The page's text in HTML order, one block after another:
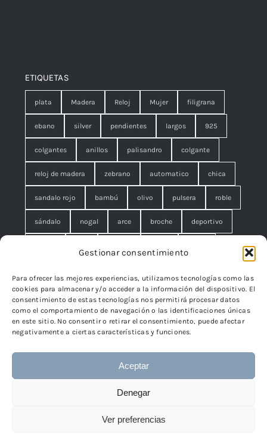
Gestionar consentimiento
Para ofrecer las mejores experiencias, utilizamos tecnologías como las
cookies para almacenar y/o acceder a la información del dispositivo. El
consentimiento de estas tecnologías nos permitirá procesar datos
como el comportamiento de navegación o las identificaciones únicas
en este sitio. No consentir o retirar el consentimiento, puede afectar
negativamente a ciertas características y funciones.
Aceptar
Denegar
Ver preferencias
ETIQUETAS
plata Madera Reloj Mujer filigrana
ebano silver pendientes largos 925
colgantes anillos palisandro colgante
reloj de madera zebrano automatico chica
sandalo rojo bambú olivo pulsera roble
sándalo nogal arce broche deportivo
brazalete cuadrado rombo filigrana. broche
cisne edelweiss
© 2024 - 2026 • TicSilver